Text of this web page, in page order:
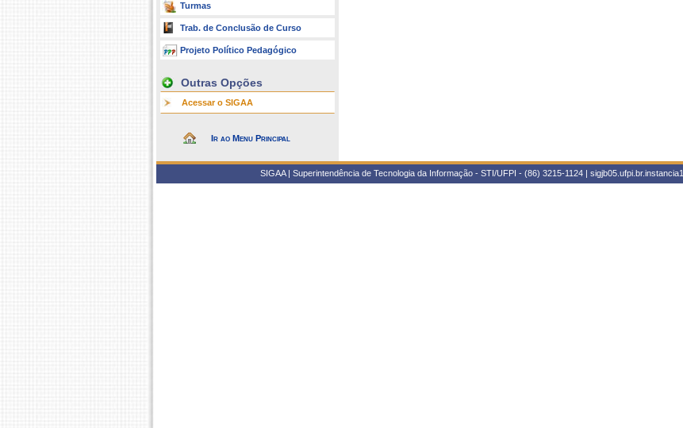
Turmas
Trab. de Conclusão de Curso
Projeto Político Pedagógico
Outras Opções
Acessar o SIGAA
Ir ao Menu Principal
SIGAA | Superintendência de Tecnologia da Informação - STI/UFPI - (86) 3215-1124 | sigjb05.ufpi.br.instancia1